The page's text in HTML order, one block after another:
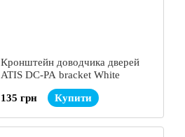
Кронштейн доводчика дверей
ATIS DC-PA bracket White
135 грн Купити